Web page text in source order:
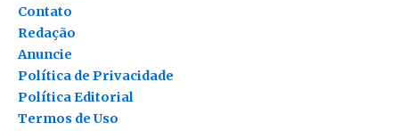
Contato
Redação
Anuncie
Política de Privacidade
Política Editorial
Termos de Uso